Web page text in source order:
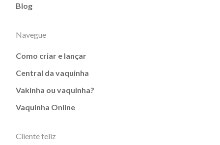
Blog
Navegue
Como criar e lançar
Central da vaquinha
Vakinha ou vaquinha?
Vaquinha Online
Cliente feliz